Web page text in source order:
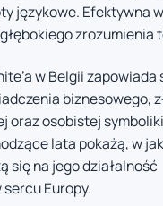
językowe. Efektywna
zrozumienia
w Belgii zapowiada
biznesowego,
oraz osobistej
lata pokażą, w
się na jego działalność
Europy.